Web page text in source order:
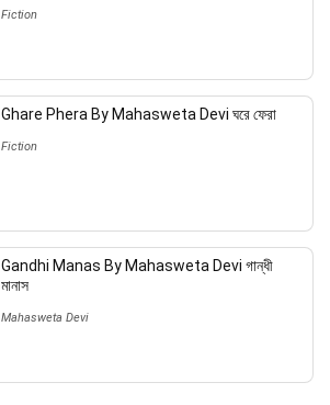
Fiction
Ghare Phera By Mahasweta Devi ঘরে ফেরা
Fiction
Gandhi Manas By Mahasweta Devi গান্ধী
মানাস
Mahasweta Devi